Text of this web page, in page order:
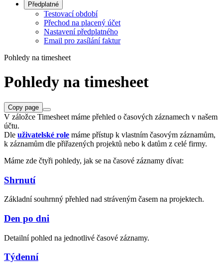
Předplatné
Testovací období
Přechod na placený účet
Nastavení předplatného
Email pro zasílání faktur
Pohledy na timesheet
Pohledy na timesheet
Copy page
V záložce Timesheet máme přehled o časových záznamech v našem
účtu.
Dle uživatelské role máme přístup k vlastním časovým záznamům,
k záznamům dle přiřazených projektů nebo k datům z celé firmy.
Máme zde čtyři pohledy, jak se na časové záznamy dívat:
Shrnutí
Základní souhrnný přehled nad stráveným časem na projektech.
Den po dni
Detailní pohled na jednotlivé časové záznamy.
Týdenní